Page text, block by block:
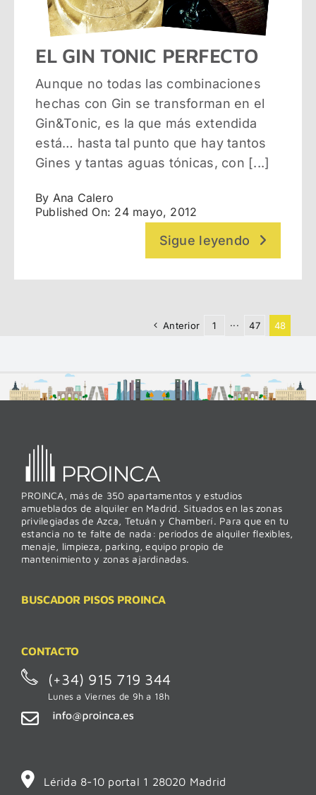
EL GIN TONIC PERFECTO
Aunque no todas las combinaciones
hechas con Gin se transforman en el
Gin&Tonic, es la que más extendida
está… hasta tal punto que hay tantos
Gines y tantas aguas tónicas, con [...]
By Ana Calero
Published On: 24 mayo, 2012
Sigue leyendo
Anterior 1 ··· 47 48
PROINCA, más de 350 apartamentos y estudios
amueblados de alquiler en Madrid. Situados en las zonas
privilegiadas de Azca, Tetuán y Chamberí. Para que en tu
estancia no te falte de nada: periodos de alquiler flexibles,
menaje, limpieza, parking, equipo propio de
mantenimiento y zonas ajardinadas.
BUSCADOR PISOS PROINCA
CONTACTO
(+34) 915 719 344
Lunes a Viernes de 9h a 18h
Lérida 8-10 portal 1 28020 Madrid